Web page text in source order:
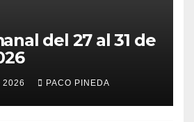
del 27 al 31 de
2026 PACO PINEDA